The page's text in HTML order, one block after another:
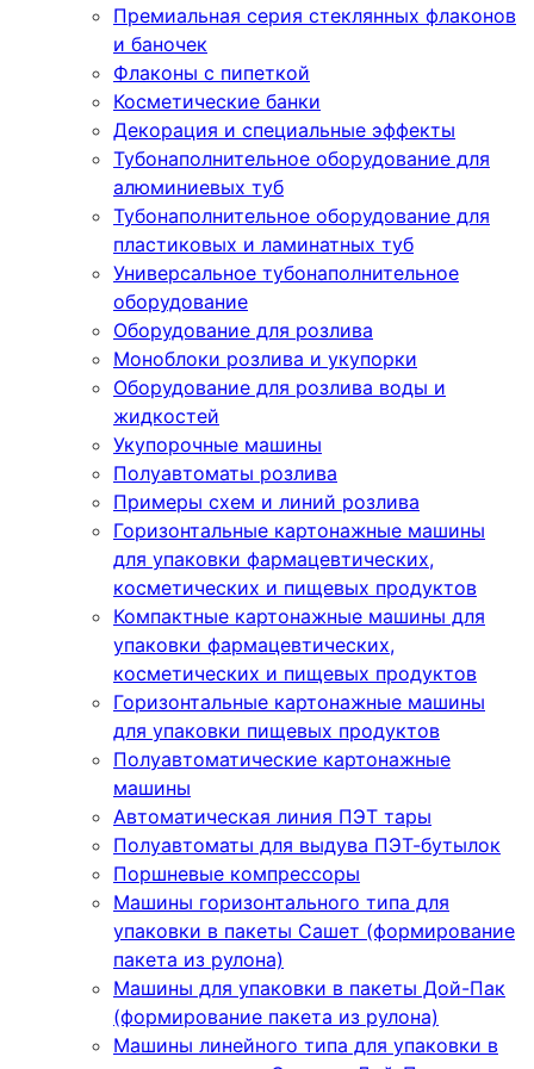
Премиальная серия стеклянных флаконов
и баночек
Флаконы с пипеткой
Косметические банки
Декорация и специальные эффекты
Тубонаполнительное оборудование для
алюминиевых туб
Тубонаполнительное оборудование для
пластиковых и ламинатных туб
Универсальное тубонаполнительное
оборудование
Оборудование для розлива
Моноблоки розлива и укупорки
Оборудование для розлива воды и
жидкостей
Укупорочные машины
Полуавтоматы розлива
Примеры схем и линий розлива
Горизонтальные картонажные машины
для упаковки фармацевтических,
косметических и пищевых продуктов
Компактные картонажные машины для
упаковки фармацевтических,
косметических и пищевых продуктов
Горизонтальные картонажные машины
для упаковки пищевых продуктов
Полуавтоматические картонажные
машины
Автоматическая линия ПЭТ тары
Полуавтоматы для выдува ПЭТ-бутылок
Поршневые компрессоры
Машины горизонтального типа для
упаковки в пакеты Сашет (формирование
пакета из рулона)
Машины для упаковки в пакеты Дой-Пак
(формирование пакета из рулона)
Машины линейного типа для упаковки в